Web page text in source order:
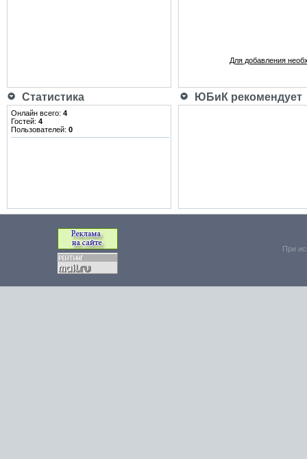
Для добавления
Статистика ЮБиК рекомендует
Онлайн всего: 4
Гостей: 4
Пользователей: 0
При